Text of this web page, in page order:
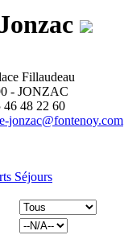
Fillaudeau
- JONZAC
46 48 22 60
jonzac@fontenoy.com
Séjours